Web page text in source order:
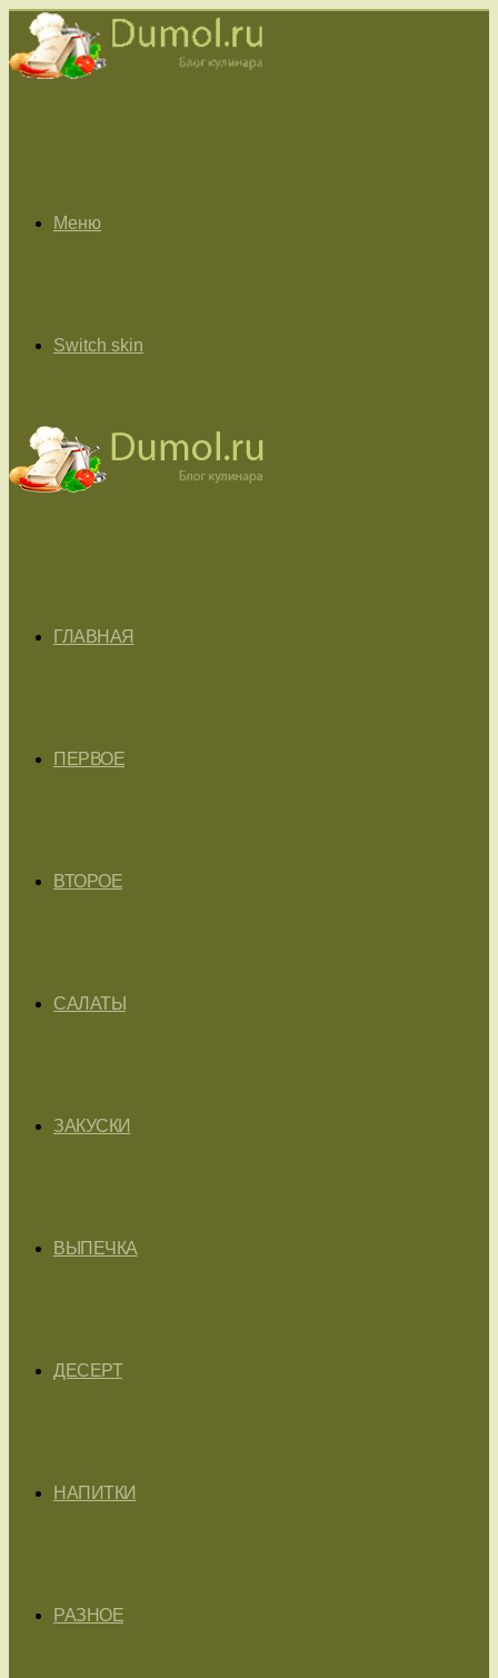
Меню
Switch skin
ГЛАВНАЯ
ПЕРВОЕ
ВТОРОЕ
САЛАТЫ
ЗАКУСКИ
ВЫПЕЧКА
ДЕСЕРТ
НАПИТКИ
РАЗНОЕ